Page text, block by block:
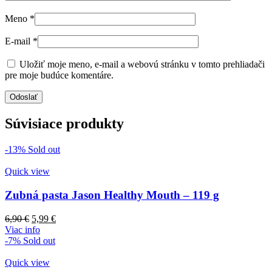
Meno *
E-mail *
Uložiť moje meno, e-mail a webovú stránku v tomto prehliadači
pre moje budúce komentáre.
Súvisiace produkty
-13% Sold out
Quick view
Zubná pasta Jason Healthy Mouth – 119 g
6,90€ Pôvodná
cena
bola:
5,99 €Aktuálna
Viac info
-7% Sold out
Quick view